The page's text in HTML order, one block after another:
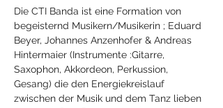
Die CTI Banda ist eine Formation von
begeisternd Musikern/Musikerin ; Eduard
Beyer, Johannes Anzenhofer & Andreas
Hintermaier (Instrumente :Gitarre,
Saxophon, Akkordeon, Perkussion,
Gesang) die den Energiekreislauf
zwischen der Musik und dem Tanz lieben